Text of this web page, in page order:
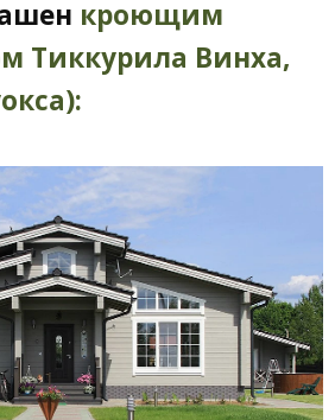
кроющим
Тиккурила Винха,